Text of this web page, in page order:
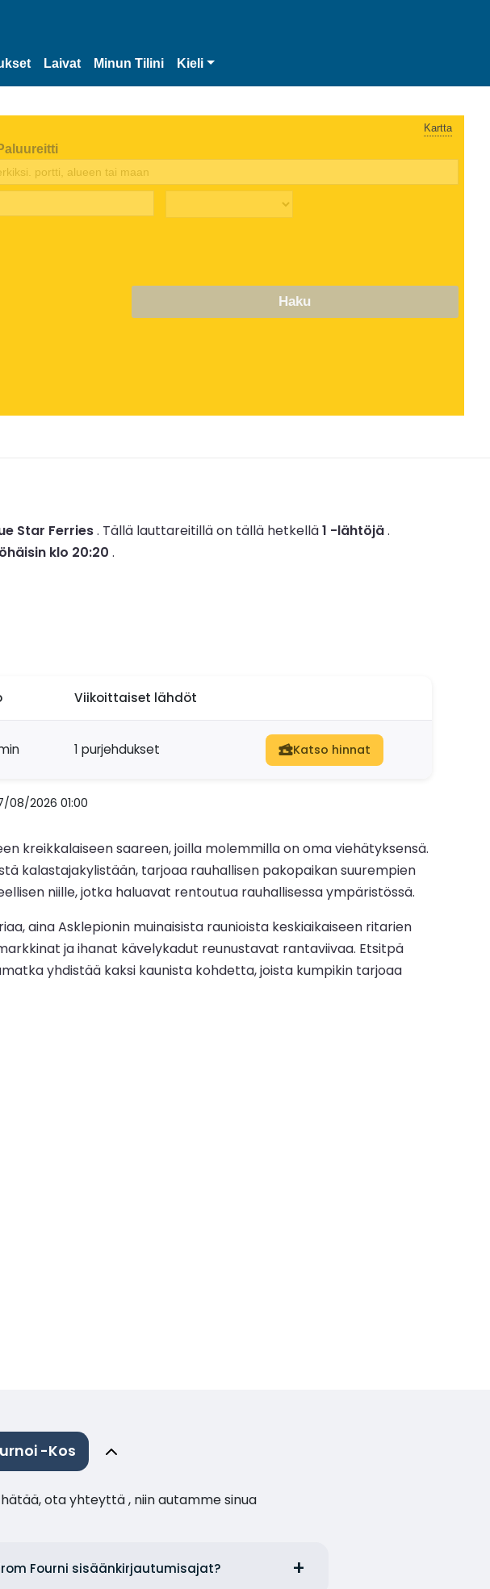
Laivat Minun Tilini Kieli
Kartta
Haku
Star Ferries. Tällä lauttareitillä on tällä hetkellä1 -lähtöjä.
klo 20:20 .
Viikoittaiset lähdöt
1 purjehdukset Katso hinnat
2026 01:00
kreikkalaiseen saareen, joilla molemmilla on oma viehätyksensä.
kalastajakylistään, tarjoaa rauhallisen pakopaikan suurempien
niille, jotka haluavat rentoutua rauhallisessa ympäristössä.
aina Asklepionin muinaisista raunioista keskiaikaiseen ritarien
ja ihanat kävelykadut reunustavat rantaviivaa. Etsitpä
yhdistää kaksi kaunista kohdetta, joista kumpikin tarjoaa
-Kos
ota yhteyttä , niin autamme sinua
Fourni sisäänkirjautumisajat?